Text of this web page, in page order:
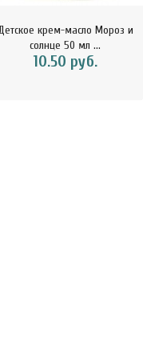
крем-масло Мороз и
солнце 50 мл ...
10.50 руб.